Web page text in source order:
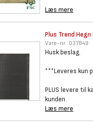
Læs mere
Plus Trend
Vare-nr.: 037849
Husk beslag.
***Leveres kun
PLUS levere til
kunden
Læs mere